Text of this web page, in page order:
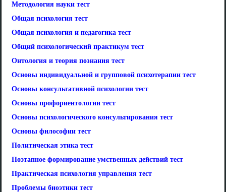
Методология науки тест
Общая психология тест
Общая психология и педагогика тест
Общий психологический практикум тест
Онтология и теория познания тест
Основы индивидуальной и групповой психотерапии тест
Основы консультативной психологии тест
Основы профориентологии тест
Основы психологического консультирования тест
Основы философии тест
Политическая этика тест
Поэтапное формирование умственных действий тест
Практическая психология управления тест
Проблемы биоэтики тест